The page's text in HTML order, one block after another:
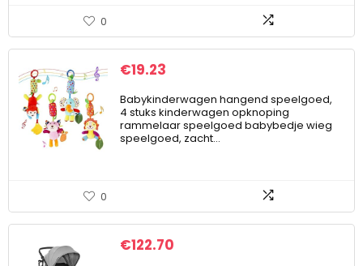
0
€19.23
Babykinderwagen hangend speelgoed,
4 stuks kinderwagen opknoping
rammelaar speelgoed babybedje wieg
speelgoed, zacht…
0
€122.70